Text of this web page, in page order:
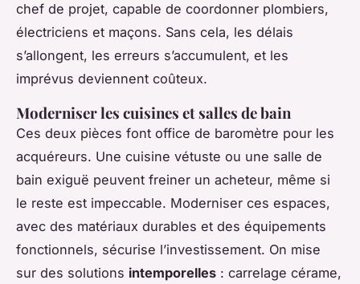
chef de projet, capable de coordonner plombiers,
électriciens et maçons. Sans cela, les délais
s’allongent, les erreurs s’accumulent, et les
imprévus deviennent coûteux.
Moderniser les cuisines et salles de bain
Ces deux pièces font office de baromètre pour les
acquéreurs. Une cuisine vétuste ou une salle de
bain exiguë peuvent freiner un acheteur, même si
le reste est impeccable. Moderniser ces espaces,
avec des matériaux durables et des équipements
fonctionnels, sécurise l’investissement. On mise
sur des solutions intemporelles : carrelage cérame,